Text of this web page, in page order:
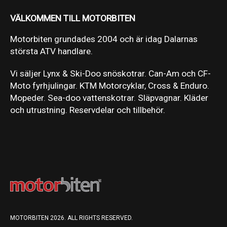
VÄLKOMMEN TILL MOTORBITEN
Motorbiten grundades 2004 och är idag Dalarnas
största ATV handlare.
Vi säljer Lynx & Ski-Doo snöskotrar. Can-Am och CF-
Moto fyrhjulingar. KTM Motorcyklar, Cross & Enduro.
Mopeder. Sea-doo vattenskotrar. Släpvagnar. Kläder
och utrustning. Reservdelar och tillbehör.
MOTORBITEN 2026. ALL RIGHTS RESERVED.